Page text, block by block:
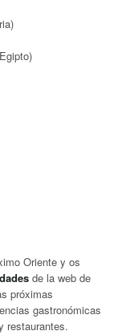
Oriente y os
de la web de
próximas
gastronómicas
restaurantes.